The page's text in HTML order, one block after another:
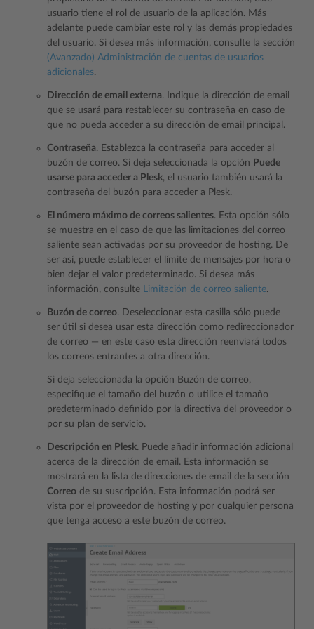
usuario tiene el rol de usuario de la aplicación. Más
adelante puede cambiar este rol y las demás propiedades
del usuario. Si desea más información, consulte la sección
(Avanzado) Administración de cuentas de usuarios
adicionales.
Dirección de email externa. Indique la dirección de email
que se usará para restablecer su contraseña en caso de
que no pueda acceder a su dirección de email principal.
Contraseña. Establezca la contraseña para acceder al
buzón de correo. Si deja seleccionada la opción Puede
usarse para acceder a Plesk, el usuario también usará la
contraseña del buzón para acceder a Plesk.
El número máximo de correos salientes. Esta opción sólo
se muestra en el caso de que las limitaciones del correo
saliente sean activadas por su proveedor de hosting. De
ser así, puede establecer el límite de mensajes por hora o
bien dejar el valor predeterminado. Si desea más
información, consulte Limitación de correo saliente.
Buzón de correo. Deseleccionar esta casilla sólo puede
ser útil si desea usar esta dirección como redireccionador
de correo — en este caso esta dirección reenviará todos
los correos entrantes a otra dirección.
Si deja seleccionada la opción Buzón de correo,
especifique el tamaño del buzón o utilice el tamaño
predeterminado definido por la directiva del proveedor o
por su plan de servicio.
Descripción en Plesk. Puede añadir información adicional
acerca de la dirección de email. Esta información se
mostrará en la lista de direcciones de email de la sección
Correo de su suscripción. Esta información podrá ser
vista por el proveedor de hosting y por cualquier persona
que tenga acceso a este buzón de correo.